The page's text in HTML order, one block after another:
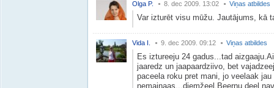
Olga P. 8. dec 2009. 13:02 Viņas atbildes
Var izturēt visu mūžu. Jautājums, kā
Vida I. 9. dec 2009. 09:12 Viņas atbildes
Es iztureeju 24 gadus...tad
jaaredz un jaapaardziivo, bet
paceela roku pret mani, jo veelaak
nemainaas...diemžeel.Beernu deeļ